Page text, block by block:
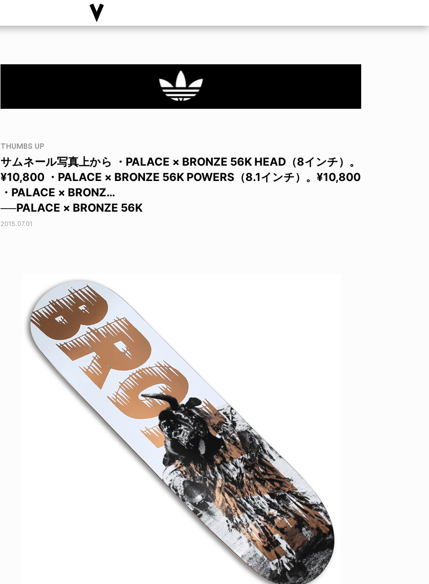
TONY ALVA (ENGLISH)
ID
IZURU NAGAHARA / 永原依弦
2026.08.05
THUMBS UP
サムネール写真上から ・PALACE × BRONZE 56K HEAD（8インチ）。
¥10,800 ・PALACE × BRONZE 56K POWERS（8.1インチ）。¥10,800
・PALACE × BRONZ…
──PALACE × BRONZE 56K
2015.07.01